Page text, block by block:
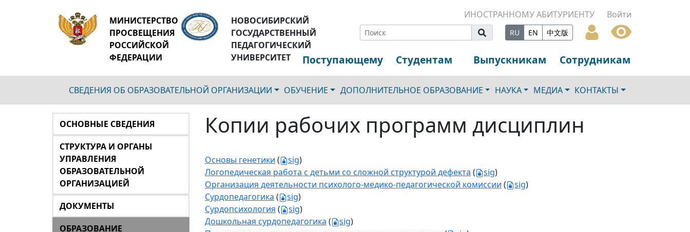
МИНИСТЕРСТВО
ПРОСВЕЩЕНИЯ
РОССИЙСКОЙ
ФЕДЕРАЦИИ
НОВОСИБИРСКИЙ
ГОСУДАРСТВЕННЫЙ
ПЕДАГОГИЧЕСКИЙ
УНИВЕРСИТЕТ
ИНОСТРАННОМУ АБИТУРИЕНТУ Войти
RU EN 中文版
Поступающему Студентам Выпускникам Сотрудникам
СВЕДЕНИЯ ОБ ОБРАЗОВАТЕЛЬНОЙ ОРГАНИЗАЦИИ ОБУЧЕНИЕ ДОПОЛНИТЕЛЬНОЕ ОБРАЗОВАНИЕ НАУКА МЕДИА КОНТАКТЫ
ОСНОВНЫЕ СВЕДЕНИЯ
СТРУКТУРА И ОРГАНЫ
УПРАВЛЕНИЯ
ОБРАЗОВАТЕЛЬНОЙ
ОРГАНИЗАЦИЕЙ
ДОКУМЕНТЫ
ОБРАЗОВАНИЕ
Копии рабочих программ дисциплин
Основы генетики ( sig)
Логопедическая работа с детьми со сложной структурой дефекта ( sig)
Организация деятельности психолого-медико-педагогической комиссии ( sig)
Сурдопедагогика ( sig)
Сурдопсихология ( sig)
Дошкольная сурдопедагогика ( sig)